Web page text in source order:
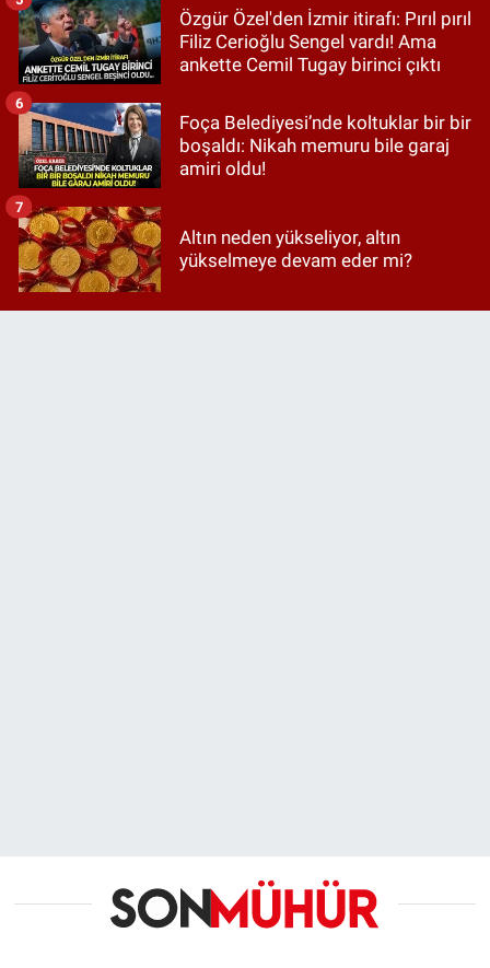
Özgür Özel'den İzmir itirafı: Pırıl pırıl
Filiz Cerioğlu Sengel vardı! Ama
ankette Cemil Tugay birinci çıktı
Foça Belediyesi’nde koltuklar bir bir
boşaldı: Nikah memuru bile garaj
amiri oldu!
6
Altın neden yükseliyor, altın
yükselmeye devam eder mi?
7